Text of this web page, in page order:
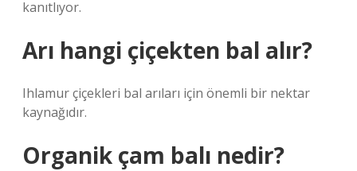
kanıtlıyor.
Arı hangi çiçekten bal alır?
Ihlamur çiçekleri bal arıları için önemli bir nektar
kaynağıdır.
Organik çam balı nedir?